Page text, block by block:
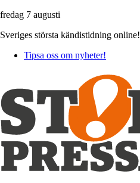
fredag 7 augusti
Sveriges största kändistidning online!
Tipsa oss om nyheter!